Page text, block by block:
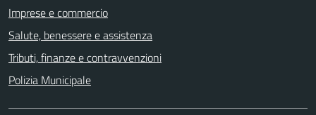
Imprese e commercio
Salute, benessere e assistenza
Tributi, finanze e contravvenzioni
Polizia Municipale